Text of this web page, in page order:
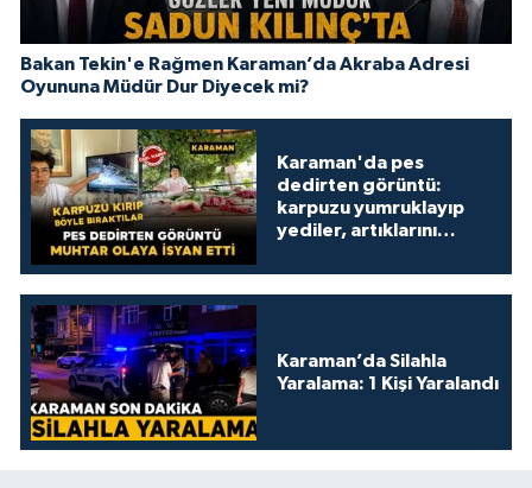
Bakan Tekin'e Rağmen Karaman’da Akraba Adresi
Oyununa Müdür Dur Diyecek mi?
Karaman'da pes
dedirten görüntü:
karpuzu yumruklayıp
yediler, artıklarını
Karaman’da Silahla
Yaralama: 1 Kişi Yaralandı